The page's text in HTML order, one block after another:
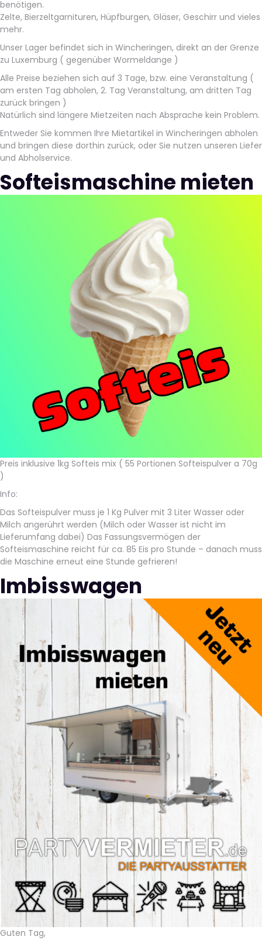
benötigen.
Zelte, Bierzeltgarnituren, Hüpfburgen, Gläser, Geschirr und vieles
mehr.
Unser Lager befindet sich in Wincheringen, direkt an der Grenze
zu Luxemburg ( gegenüber Wormeldange )
Alle Preise beziehen sich auf 3 Tage, bzw. eine Veranstaltung (
am ersten Tag abholen, 2. Tag Veranstaltung, am dritten Tag
zurück bringen )
Natürlich sind längere Mietzeiten nach Absprache kein Problem.
Entweder Sie kommen Ihre Mietartikel in Wincheringen abholen
und bringen diese dorthin zurück, oder Sie nutzen unseren Liefer
und Abholservice.
Softeismaschine mieten
Preis inklusive 1kg Softeis mix ( 55 Portionen Softeispulver a 70g
)
Info:
Das Softeispulver muss je 1 Kg Pulver mit 3 Liter Wasser oder
Milch angerührt werden (Milch oder Wasser ist nicht im
Lieferumfang dabei) Das Fassungsvermögen der
Softeismaschine reicht für ca. 85 Eis pro Stunde – danach muss
die Maschine erneut eine Stunde gefrieren!
Imbisswagen
Guten Tag,